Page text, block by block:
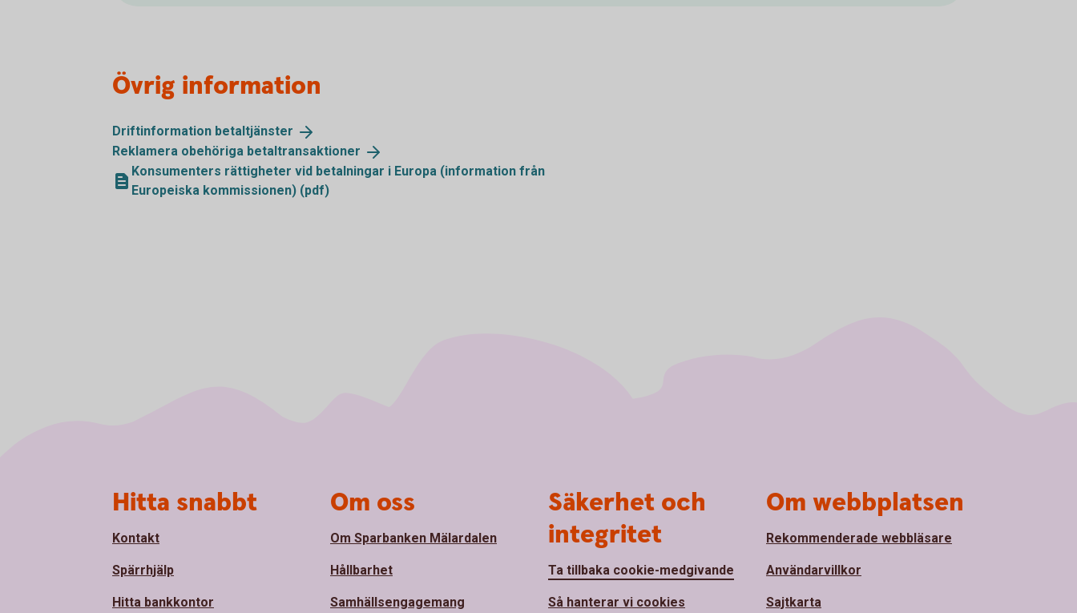
Övrig information
Driftinformation betaltjänster
Reklamera obehöriga betaltransaktioner
Konsumenters rättigheter vid betalningar i Europa (information från
Europeiska kommissionen) (pdf)
Hitta snabbt
Kontakt
Spärrhjälp
Hitta bankkontor
Om oss
Om Sparbanken Mälardalen
Hållbarhet
Samhällsengagemang
Säkerhet och
integritet
Ta tillbaka cookie-medgivande
Så hanterar vi cookies
Om webbplatsen
Rekommenderade webbläsare
Användarvillkor
Sajtkarta